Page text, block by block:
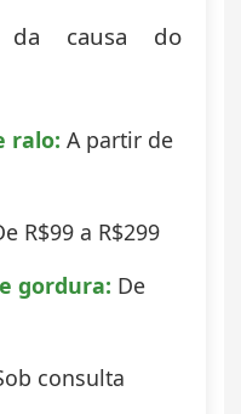
causa do
ralo: A partir de
R$99 a R$299
gordura: De
consulta